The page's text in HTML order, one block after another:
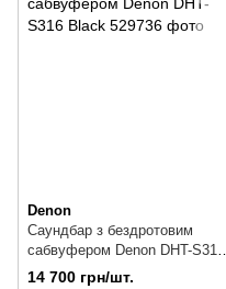
Denon
Саундбар з бездротовим
сабвуфером Denon DHT-S316
Black
14 700 грн/шт.